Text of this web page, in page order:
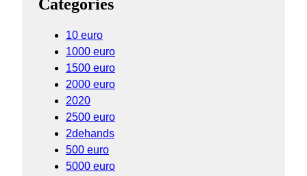
Categories
10 euro
1000 euro
1500 euro
2000 euro
2020
2500 euro
2dehands
500 euro
5000 euro